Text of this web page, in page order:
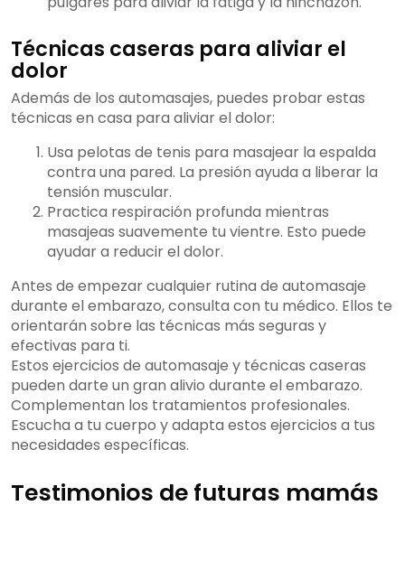
Técnicas caseras para aliviar el
dolor
Además de los automasajes, puedes probar estas
técnicas en casa para aliviar el dolor:
Usa pelotas de tenis para masajear la espalda
contra una pared. La presión ayuda a liberar la
tensión muscular.
Practica respiración profunda mientras
masajeas suavemente tu vientre. Esto puede
ayudar a reducir el dolor.
Antes de empezar cualquier rutina de automasaje
durante el embarazo, consulta con tu médico. Ellos te
orientarán sobre las técnicas más seguras y
efectivas para ti.
Estos ejercicios de automasaje y técnicas caseras
pueden darte un gran alivio durante el embarazo.
Complementan los tratamientos profesionales.
Escucha a tu cuerpo y adapta estos ejercicios a tus
necesidades específicas.
Testimonios de futuras mamás